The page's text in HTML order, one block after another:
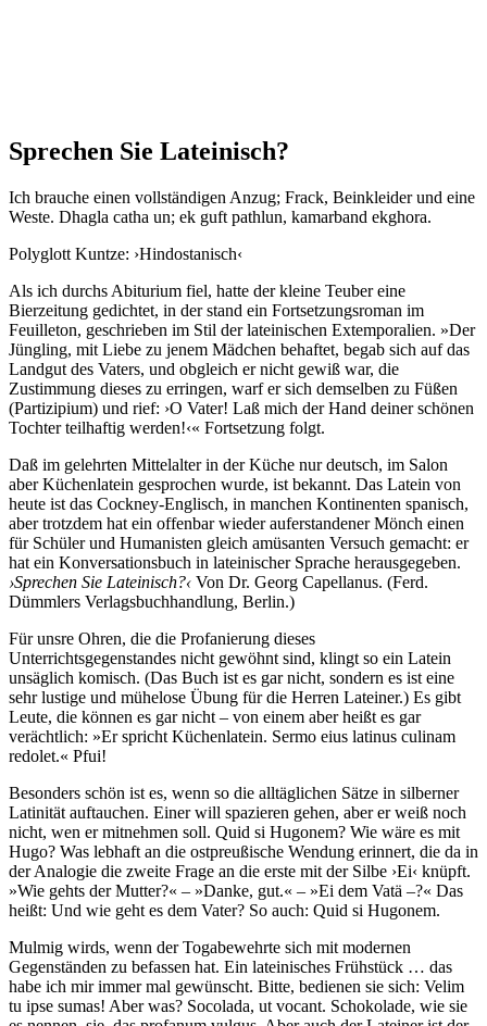
Sprechen Sie Lateinisch?
Ich brauche einen vollständigen Anzug; Frack, Beinkleider und eine
Weste. Dhagla catha un; ek guft pathlun, kamarband ekghora.
Polyglott Kuntze: ›Hindostanisch‹
Als ich durchs Abiturium fiel, hatte der kleine Teuber eine
Bierzeitung gedichtet, in der stand ein Fortsetzungsroman im
Feuilleton, geschrieben im Stil der lateinischen Extemporalien. »Der
Jüngling, mit Liebe zu jenem Mädchen behaftet, begab sich auf das
Landgut des Vaters, und obgleich er nicht gewiß war, die
Zustimmung dieses zu erringen, warf er sich demselben zu Füßen
(Partizipium) und rief: ›O Vater! Laß mich der Hand deiner schönen
Tochter teilhaftig werden!‹« Fortsetzung folgt.
Daß im gelehrten Mittelalter in der Küche nur deutsch, im Salon
aber Küchenlatein gesprochen wurde, ist bekannt. Das Latein von
heute ist das Cockney-Englisch, in manchen Kontinenten spanisch,
aber trotzdem hat ein offenbar wieder auferstandener Mönch einen
für Schüler und Humanisten gleich amüsanten Versuch gemacht: er
hat ein Konversationsbuch in lateinischer Sprache herausgegeben.
›Sprechen Sie Lateinisch?‹ Von Dr. Georg Capellanus. (Ferd.
Dümmlers Verlagsbuchhandlung, Berlin.)
Für unsre Ohren, die die Profanierung dieses
Unterrichtsgegenstandes nicht gewöhnt sind, klingt so ein Latein
unsäglich komisch. (Das Buch ist es gar nicht, sondern es ist eine
sehr lustige und mühelose Übung für die Herren Lateiner.) Es gibt
Leute, die können es gar nicht – von einem aber heißt es gar
verächtlich: »Er spricht Küchenlatein. Sermo eius latinus culinam
redolet.« Pfui!
Besonders schön ist es, wenn so die alltäglichen Sätze in silberner
Latinität auftauchen. Einer will spazieren gehen, aber er weiß noch
nicht, wen er mitnehmen soll. Quid si Hugonem? Wie wäre es mit
Hugo? Was lebhaft an die ostpreußische Wendung erinnert, die da in
der Analogie die zweite Frage an die erste mit der Silbe ›Ei‹ knüpft.
»Wie gehts der Mutter?« – »Danke, gut.« – »Ei dem Vatä –?« Das
heißt: Und wie geht es dem Vater? So auch: Quid si Hugonem.
Mulmig wirds, wenn der Togabewehrte sich mit modernen
Gegenständen zu befassen hat. Ein lateinisches Frühstück … das
habe ich mir immer mal gewünscht. Bitte, bedienen sie sich: Velim
tu ipse sumas! Aber was? Socolada, ut vocant. Schokolade, wie sie